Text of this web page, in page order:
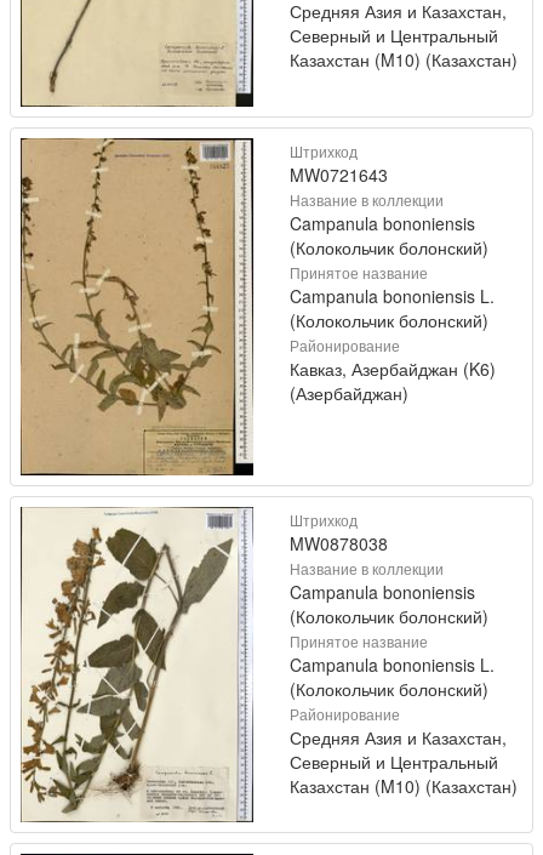
Средняя Азия и Казахстан,
Северный и Центральный
Казахстан (M10) (Казахстан)
Штрихкод
MW0721643
Название в коллекции
Campanula bononiensis
(Колокольчик болонский)
Принятое название
Campanula bononiensis L.
(Колокольчик болонский)
Районирование
Кавказ, Азербайджан (K6)
(Азербайджан)
Штрихкод
MW0878038
Название в коллекции
Campanula bononiensis
(Колокольчик болонский)
Принятое название
Campanula bononiensis L.
(Колокольчик болонский)
Районирование
Средняя Азия и Казахстан,
Северный и Центральный
Казахстан (M10) (Казахстан)